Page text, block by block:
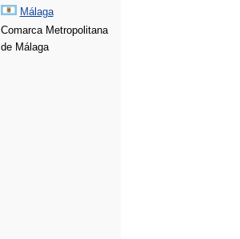
Málaga
Comarca Metropolitana
de Málaga